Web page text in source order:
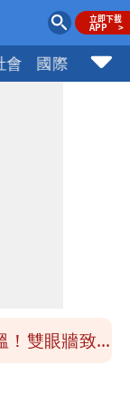
會 國際 財經
：年輕是大
！雙眼牆致